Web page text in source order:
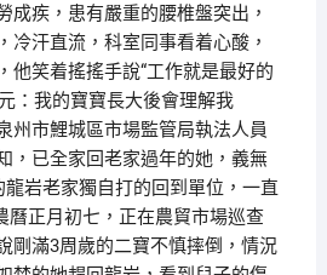
成疾，患有嚴重的腰椎盤突出，
冷汗直流，科室同事看着心酸，
他笑着搖搖手說“工作就是最好的
我的寶寶長大後會理解我
市鯉城區市場監管局執法人員
，已全家回老家過年的她，義無
岩老家獨自打的回到單位，一直
月初七，正在農貿市場巡查
剛滿3周歲的二寶不慎摔倒，情況